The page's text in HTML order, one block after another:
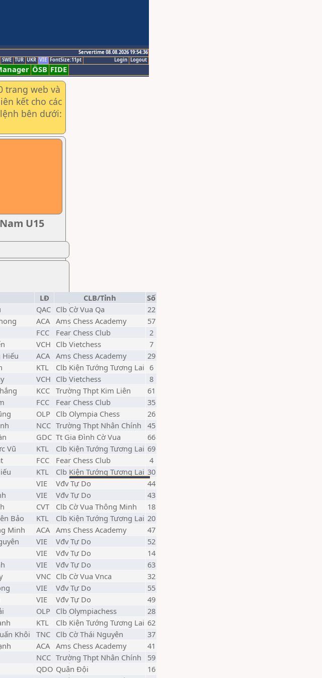
Servertime 08.08.2026 19:54:36
Logout
Login
SWE TUR UKR VIE FontSize:11pt
ÖSB FIDE
trang web và
kết cho các
bên dưới:
U15
LĐ CLB/Tỉnh
Số
QAC Clb Cờ Vua Qa
22
ACA Ams Chess Academy
57
FCC Fear Chess Club
2
VCH Clb Vietchess
7
Hiếu ACA Ams Chess Academy
29
KTL Clb Kiện Tướng Tương Lai 6
VCH Clb Vietchess
8
KCC Trường Thpt Kim Liên
61
FCC Fear Chess Club
35
OLP Clb Olympia Chess
26
NCC Trường Thpt Nhân Chính
45
GDC Tt Gia Đình Cờ Vua
66
Vũ KTL Clb Kiện Tướng Tương Lai 69
FCC Fear Chess Club
4
KTL Clb Kiện Tướng Tương Lai 30
VIE Vđv Tự Do
44
VIE Vđv Tự Do
43
CVT Clb Cờ Vua Thông Minh
18
Bảo KTL Clb Kiện Tướng Tương Lai 20
Minh ACA Ams Chess Academy
47
VIE Vđv Tự Do
52
VIE Vđv Tự Do
14
VIE Vđv Tự Do
63
VNC Clb Cờ Vua Vnca
32
VIE Vđv Tự Do
55
VIE Vđv Tự Do
49
OLP Clb Olympiachess
28
KTL Clb Kiện Tướng Tương Lai 62
Khôi TNC Clb Cờ Thái Nguyên
37
ACA Ams Chess Academy
41
NCC Trường Thpt Nhân Chính
59
QDO Quân Đội
16